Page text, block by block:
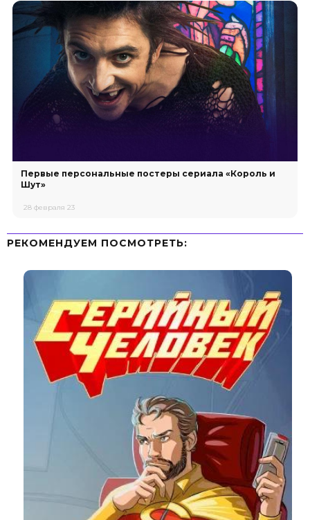
Первые персональные постеры сериала «Король и
Шут»
28 февраля 23
РЕКОМЕНДУЕМ ПОСМОТРЕТЬ: